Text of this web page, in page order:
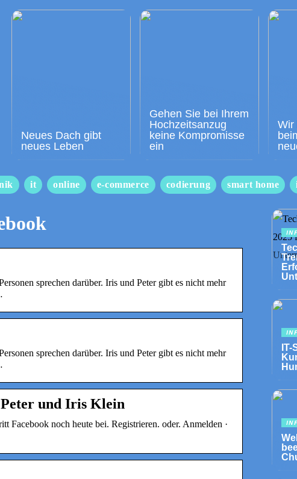
Neues Dach gibt
neues Leben
Gehen Sie bei Ihrem
Hochzeitsanzug
keine Kompromisse
ein
Wir
it online e-commerce codierung smart home
sprechen darüber. Iris und Peter gibt es nicht mehr
sprechen darüber. Iris und Peter gibt es nicht mehr
und Iris Klein
Facebook noch heute bei. Registrieren. oder. Anmelden ·